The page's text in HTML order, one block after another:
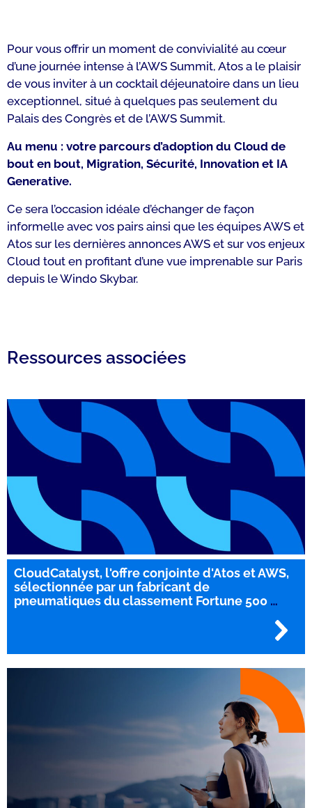
Pour vous offrir un moment de convivialité au cœur
d’une journée intense à l’AWS Summit, Atos a le plaisir
de vous inviter à un cocktail déjeunatoire dans un lieu
exceptionnel, situé à quelques pas seulement du
Palais des Congrès et de l’AWS Summit.
Au menu : votre parcours d’adoption du Cloud de
bout en bout, Migration, Sécurité, Innovation et IA
Generative.
Ce sera l’occasion idéale d’échanger de façon
informelle avec vos pairs ainsi que les équipes AWS et
Atos sur les dernières annonces AWS et sur vos enjeux
Cloud tout en profitant d’une vue imprenable sur Paris
depuis le Windo Skybar.
Ressources associées
CloudCatalyst, l'offre conjointe d'Atos et AWS,
sélectionnée par un fabricant de
pneumatiques du classement Fortune 500 …